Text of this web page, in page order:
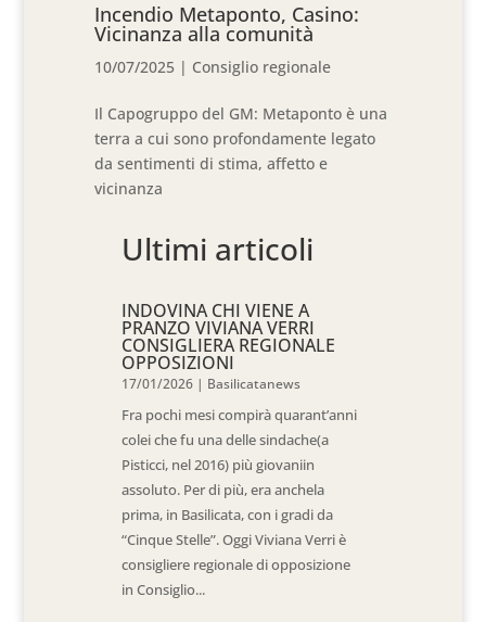
Incendio Metaponto, Casino:
Vicinanza alla comunità
10/07/2025 | Consiglio regionale
Il Capogruppo del GM: Metaponto è una
terra a cui sono profondamente legato
da sentimenti di stima, affetto e
vicinanza
Ultimi articoli
INDOVINA CHI VIENE A
PRANZO VIVIANA VERRI
CONSIGLIERA REGIONALE
OPPOSIZIONI
17/01/2026 | Basilicatanews
Fra pochi mesi compirà quarant’anni
colei che fu una delle sindache(a
Pisticci, nel 2016) più giovaniin
assoluto. Per di più, era anchela
prima, in Basilicata, con i gradi da
“Cinque Stelle”. Oggi Viviana Verri è
consigliere regionale di opposizione
in Consiglio...